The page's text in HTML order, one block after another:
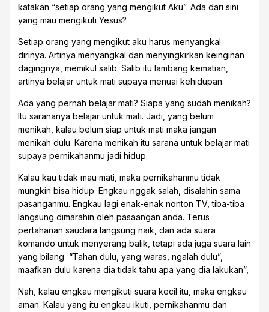
katakan “setiap orang yang mengikut Aku”. Ada dari sini
yang mau mengikuti Yesus?
Setiap orang yang mengikut aku harus menyangkal
dirinya. Artinya menyangkal dan menyingkirkan keinginan
dagingnya, memikul salib. Salib itu lambang kematian,
artinya belajar untuk mati supaya menuai kehidupan.
Ada yang pernah belajar mati? Siapa yang sudah menikah?
Itu sarananya belajar untuk mati. Jadi, yang belum
menikah, kalau belum siap untuk mati maka jangan
menikah dulu. Karena menikah itu sarana untuk belajar mati
supaya pernikahanmu jadi hidup.
Kalau kau tidak mau mati, maka pernikahanmu tidak
mungkin bisa hidup. Engkau nggak salah, disalahin sama
pasanganmu. Engkau lagi enak-enak nonton TV, tiba-tiba
langsung dimarahin oleh pasaangan anda. Terus
pertahanan saudara langsung naik, dan ada suara
komando untuk menyerang balik, tetapi ada juga suara lain
yang bilang “Tahan dulu, yang waras, ngalah dulu”,
maafkan dulu karena dia tidak tahu apa yang dia lakukan”,
Nah, kalau engkau mengikuti suara kecil itu, maka engkau
aman. Kalau yang itu engkau ikuti, pernikahanmu dan